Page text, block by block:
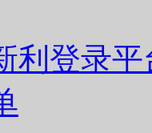
利登录